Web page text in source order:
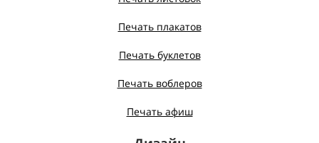
Печать плакатов
Печать буклетов
Печать воблеров
Печать афиш